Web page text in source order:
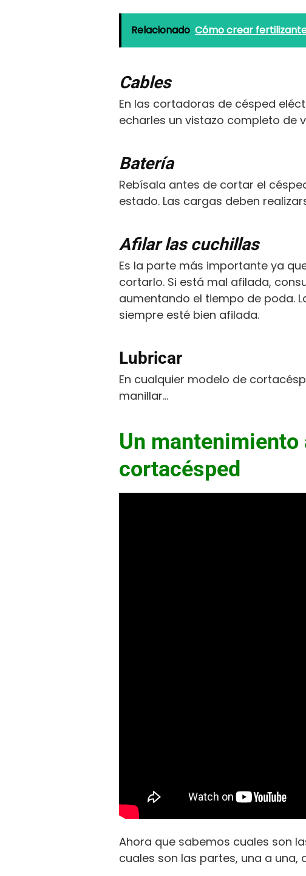
Relacionado Cómo crear
Cables
En las cortadoras de césped
echarles un vistazo completo de
Batería
Rebísala antes de cortar el
estado. Las cargas deben
Afilar las cuchillas
Es la parte más importante ya
cortarlo. Si está mal afilada,
aumentando el tiempo de poda.
siempre esté bien afilada.
Lubricar
En cualquier modelo de
manillar…
Un mantenimiento
cortacésped
Ahora que sabemos cuales son
cuales son las partes, una a una,